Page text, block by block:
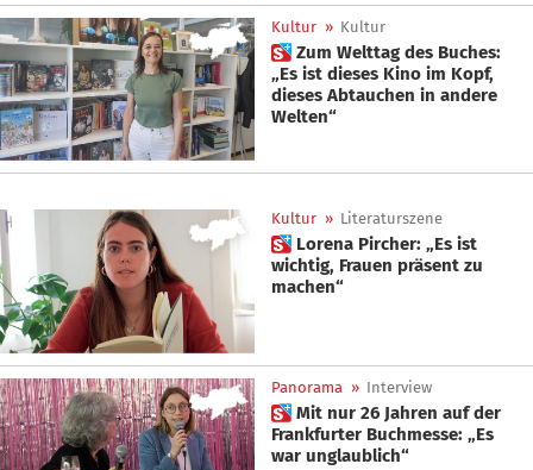
Kultur » Kultur
 Zum Welttag des Buches:
„Es ist dieses Kino im Kopf,
dieses Abtauchen in andere
Welten“
Kultur » Literaturszene
 Lorena Pircher: „Es ist
wichtig, Frauen präsent zu
machen“
Panorama » Interview
 Mit nur 26 Jahren auf der
Frankfurter Buchmesse: „Es
war unglaublich“